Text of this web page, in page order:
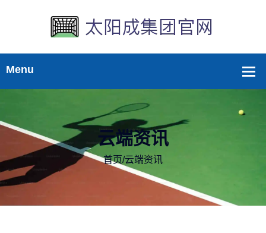
云端资讯
首页/云端资讯